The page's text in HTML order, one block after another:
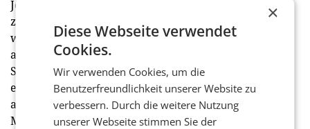
Journalism School der City University New York, sieht
zwar kein allgemeingültiges Rezept dafür gegeben,
wie qualitativer, unabhängiger Journalismus solide
abgesichert werden könne, doch mehrere finanzielle
Standbeine seien definitiv ein guter Anfang. Um
erfolgreich zu sein, müsse man Geschäftsmodelle
aggressiv transformieren und mit anderen
Medienunternehmen kooperieren können. "In
×
Diese Webseite verwendet
Cookies.
Wir verwenden Cookies, um die
Benutzerfreundlichkeit unserer Website zu
verbessern. Durch die weitere Nutzung
unserer Webseite stimmen Sie der